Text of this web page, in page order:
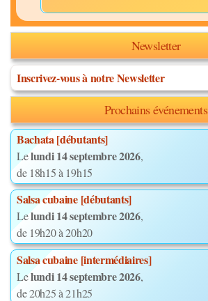
Newsletter
Inscrivez-vous à notre Newsletter
Prochains événements
Bachata [débutants]
Lelundi 14 septembre 2026,
de 18h15 à 19h15
Salsa cubaine [débutants]
Lelundi 14 septembre 2026,
de 19h20 à 20h20
Salsa cubaine [intermédiaires]
Lelundi 14 septembre 2026,
de 20h25 à 21h25